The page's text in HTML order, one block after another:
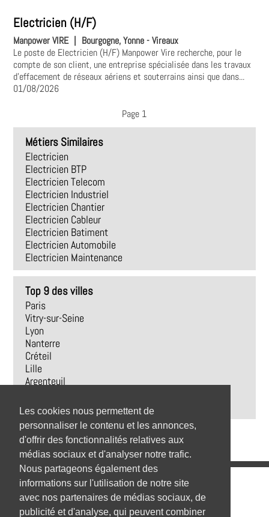
Les cookies nous permettent de
personnaliser le contenu et les annonces,
d'offrir des fonctionnalités relatives aux
médias sociaux et d'analyser notre trafic.
Nous partageons également des
informations sur l'utilisation de notre site
avec nos partenaires de médias sociaux, de
publicité et d'analyse, qui peuvent combiner
Electricien (H/F)
Manpower VIRE
Bourgogne, Yonne - Vireaux
Le poste de Electricien (H/F) Manpower Vire recherche, pour le
compte de son client, une entreprise spécialisée dans les travaux
d'effacement de réseaux aériens et souterrains ainsi que dans...
01/08/2026
Page 1
Métiers Similaires
Electricien
Electricien BTP
Electricien Telecom
Electricien Industriel
Electricien Chantier
Electricien Cableur
Electricien Batiment
Electricien Automobile
Electricien Maintenance
Top 9 des villes
Paris
Vitry-sur-Seine
Lyon
Nanterre
Créteil
Lille
Argenteuil
Boulogne-Billancourt
Emplois
Emplois par secteur